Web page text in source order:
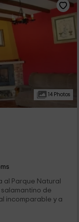
14 Photos
al Parque Natural
de
incomparable y a